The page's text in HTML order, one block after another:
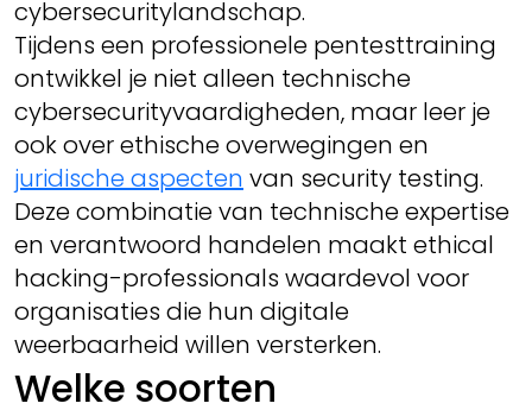
cybersecuritylandschap.
Tijdens een professionele pentesttraining
ontwikkel je niet alleen technische
cybersecurityvaardigheden, maar leer je
ook over ethische overwegingen en
juridische aspecten van security testing.
Deze combinatie van technische expertise
en verantwoord handelen maakt ethical
hacking-professionals waardevol voor
organisaties die hun digitale
weerbaarheid willen versterken.
Welke soorten